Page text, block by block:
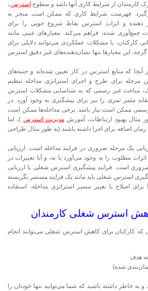
کارمندان از شرایط کاری آنها باشد و سطوح استرس ،
فهرست شرایط کاری که ممکن است منجر به
دهنده و اثرات استرس نقاط شروع خوبی را برای
جمع‌آوری شده، فراهم می‌کند. معیارهای عینی مانند
کارکنان، یا مشکلات عملکردی می‌توانند دلایلی برای
این معیارها تنها نشان‌دهنده‌های غیر دقیق استرس
آنجا که منابع استرس در کار تعیین شده‌اند و جنبه‌های
مرحله برای طرح و اجرای استراتژی مداخله تنظیم
مباحث غیر رسمی که به شناسایی مشکلات استرس
مثمر ثمری را نیز برای پیشگیری به وجود آورد. در
رسمی ممکن است نیاز باشد. برخی مداخله‌ها ممکن است
مثال بهبود ارتباطات، آموزشمدیریت استرس )، اما
اضافه برای اجرا داشته باشند (به طور مثال طراحی
یک مرحله ضروری در فرایند مداخله است. ارزیابی
اثرات مطلوب را به وجود می‌آورد یا نه، و آیا تغییرات در
است. فرایند پیشگیری استرس شغلی با ارزیابی
استرس شغلی باید مانند یک فرایند مستمر نگریسته
اصلاح یا تغییر مسیر استراتژی مداخله، استفاده
استرس شغلی کارمندان
که کارکنان برای کاهش استرس شغلی می‌توانند انجام
هدف
شده)
به خاطر داشته باشید که شما می‌توانید تنها خودتان را